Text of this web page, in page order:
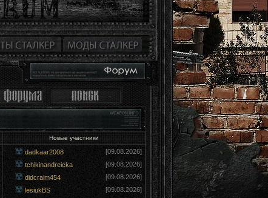
Новые участники
dadkaar2008
[09.08.2026]
tchikinandreicka
[09.08.2026]
didcraim454
[09.08.2026]
lesiukBS
[09.08.2026]